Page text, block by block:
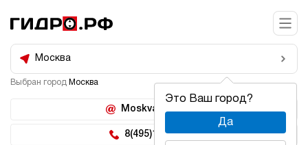
Москва
Это Ваш город?
Да
Выбран город Москва
Moskva@hidro.ru
8(495)150-04-62